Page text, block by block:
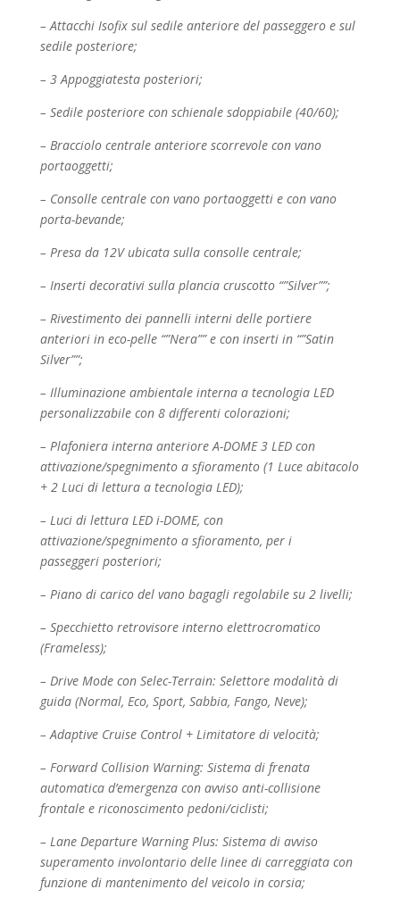
– Attacchi Isofix sul sedile anteriore del passeggero e sul
sedile posteriore;
– 3 Appoggiatesta posteriori;
– Sedile posteriore con schienale sdoppiabile (40/60);
– Bracciolo centrale anteriore scorrevole con vano
portaoggetti;
– Consolle centrale con vano portaoggetti e con vano
porta-bevande;
– Presa da 12V ubicata sulla consolle centrale;
– Inserti decorativi sulla plancia cruscotto “”Silver””;
– Rivestimento dei pannelli interni delle portiere
anteriori in eco-pelle “”Nera”” e con insertiin “”Satin
Silver””;
– Illuminazione ambientale interna a tecnologia LED
personalizzabile con 8 differenti colorazioni;
– Plafoniera interna anteriore A-DOME 3 LED con
attivazione/spegnimento a sfioramento (1 Luceabitacolo
+ 2 Luci di lettura a tecnologia LED);
– Luci di lettura LED i-DOME, con
attivazione/spegnimento a sfioramento, per i
passeggeriposteriori;
– Piano di carico del vano bagagli regolabile su 2 livelli;
– Specchietto retrovisore interno elettrocromatico
(Frameless);
– Drive Mode con Selec-Terrain: Selettore modalità di
guida (Normal, Eco, Sport, Sabbia, Fango, Neve);
– Adaptive Cruise Control + Limitatore di velocità;
– Forward Collision Warning: Sistema di frenata
automatica d’emergenza con avviso anti-collisione
frontale e riconoscimento pedoni/ciclisti;
– Lane Departure Warning Plus: Sistema di avviso
superamento involontario delle linee di carreggiata con
funzione di mantenimento del veicolo in corsia;